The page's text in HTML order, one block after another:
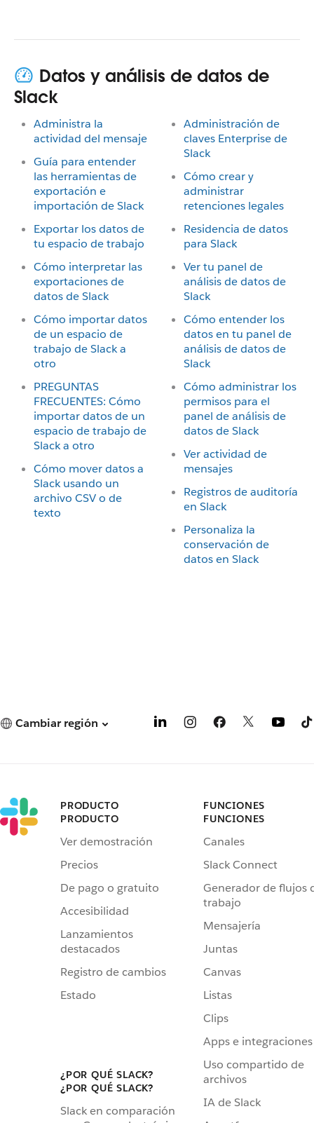
Datos y análisis de datos de
Slack
Administra la
actividad del mensaje
Guía para entender
las herramientas de
exportación e
importación de Slack
Exportar los datos de
tu espacio de trabajo
Cómo interpretar las
exportaciones de
datos de Slack
Cómo importar datos
de un espacio de
trabajo de Slack a
otro
PREGUNTAS
FRECUENTES: Cómo
importar datos de un
espacio de trabajo de
Slack a otro
Cómo mover datos a
Slack usando un
archivo CSV o de
texto
Administración de
claves Enterprise de
Slack
Cómo crear y
administrar
retenciones legales
Residencia de datos
para Slack
Ver tu panel de
análisis de datos de
Slack
Cómo entender los
datos en tu panel de
análisis de datos de
Slack
Cómo administrar los
permisos para el
panel de análisis de
datos de Slack
Ver actividad de
mensajes
Registros de auditoría
en Slack
Personaliza la
conservación de
datos en Slack
Cambiar región
PRODUCTO
PRODUCTO
Ver demostración
Precios
De pago o gratuito
Accesibilidad
Lanzamientos
destacados
Registro de cambios
Estado
¿POR QUÉ SLACK?
¿POR QUÉ SLACK?
Slack en comparación
FUNCIONES
FUNCIONES
Canales
Slack Connect
Generador de flujos
trabajo
Mensajería
Juntas
Canvas
Listas
Clips
Apps e integraciones
Uso compartido de
archivos
IA de Slack